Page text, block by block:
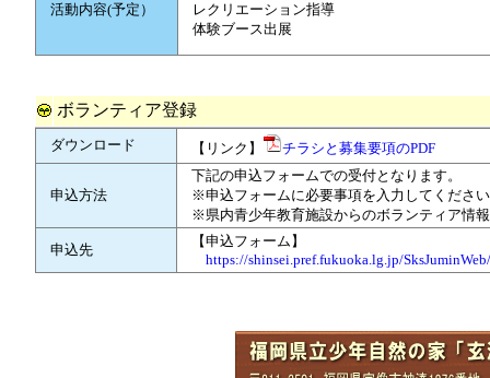
活動内容(予定）
レクリエーション指導
体験ブース出展
ボランティア登録
ダウンロード 【リンク】 チラシと募集要項のPDF
申込方法
下記の申込フォームでの受付となります。
※申込フォームに必要事項を入力してくださ
※県内青少年教育施設からのボランティア情
申込先
【申込フォーム】
https://shinsei.pref.fukuoka.lg.jp/